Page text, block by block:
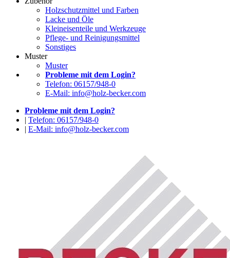
Holzschutzmittel und Farben
Lacke und Öle
Kleineisenteile und Werkzeuge
Pflege- und Reinigungsmittel
Sonstiges
Muster
Muster
Probleme mit dem Login?
Telefon: 06157/948-0
E-Mail: info@holz-becker.com
Probleme mit dem Login?
| Telefon: 06157/948-0
| E-Mail: info@holz-becker.com